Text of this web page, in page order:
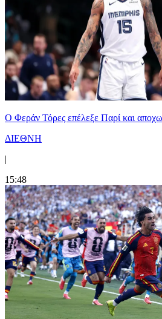
Ο Φεράν Τόρες επέλεξε Παρί και
ΔΙΕΘΝΗ
|
15:48